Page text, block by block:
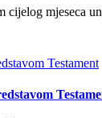
mjeseca